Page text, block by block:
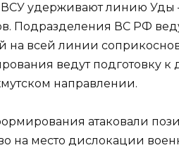
ВСУ удерживают линию
Подразделения ВС РФ
на всей линии
ведут подготовку
направлении.
атаковали
на место дислокации